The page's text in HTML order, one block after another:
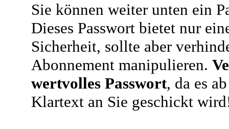
Sie können weiter unten ein
Dieses Passwort bietet nur
Sicherheit, sollte aber
Abonnement manipulieren.
wertvolles Passwort, da es
Klartext an Sie geschickt